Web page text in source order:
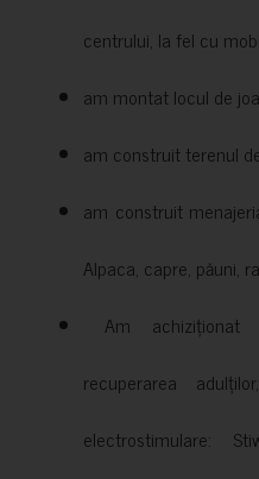
centrului, la fel cu
am montat locul de
am construit terenul
am construit
Alpaca, capre, păuni,
Am achiziționat
recuperarea
electrostimulare: